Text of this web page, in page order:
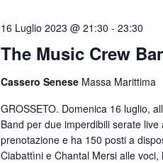
The Music Crew
16 Luglio 2023 @ 21:30 -23:30
Cassero Senese Massa Marittima
GROSSETO. Domenica 16 luglio,
Band per due imperdibili serate
prenotazione e ha 150 posti a
Ciabattìni e Chantal Mersi alle